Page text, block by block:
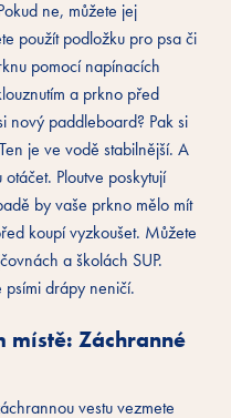
ne, můžete jej
použít podložku pro psa či
pomocí napínacích
a prkno před
nový paddleboard? Pak si
je ve vodě stabilnější. A
Ploutve poskytují
by vaše prkno mělo mít
koupí vyzkoušet. Můžete
a školách SUP.
drápy neničí.
místě: Záchranné
vestu vezmete